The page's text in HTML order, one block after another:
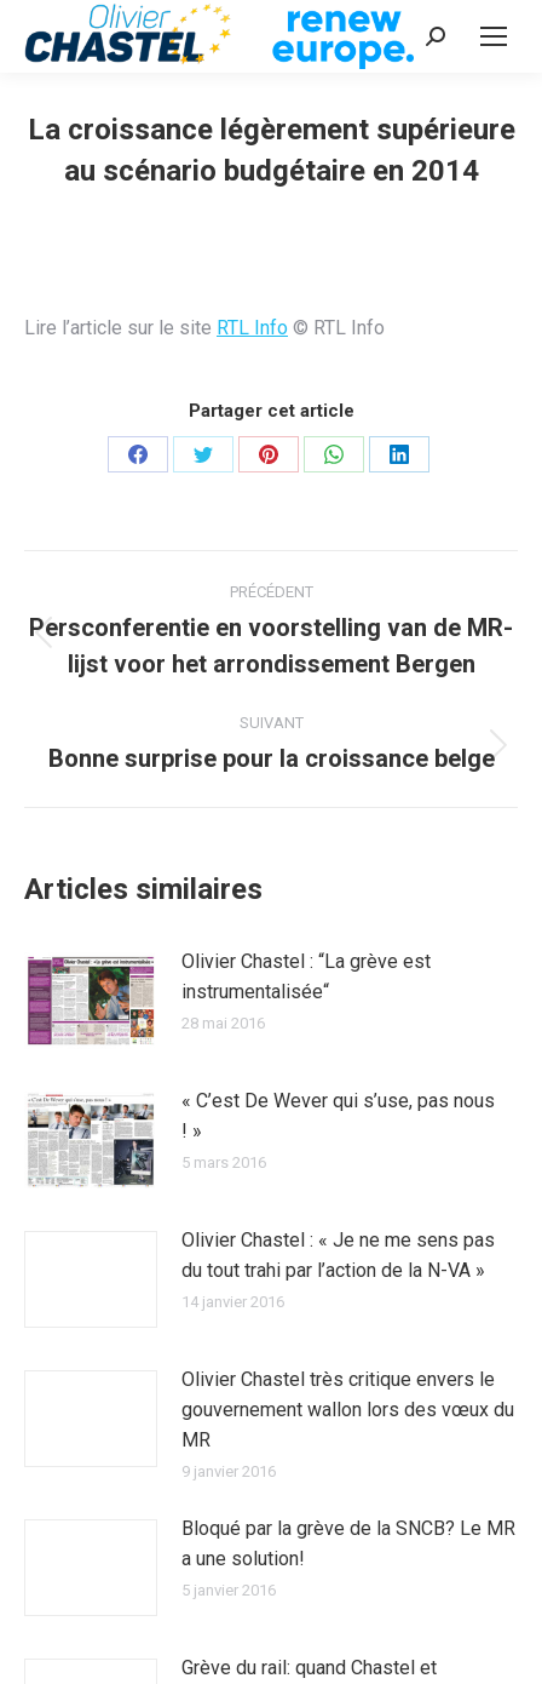
Recherche
La croissance légèrement supérieure
au scénario budgétaire en 2014
Lire l’article sur le site RTL Info © RTL Info
Partager cet article
PartagerPartagerPartagerPartagerPartager
article
PRÉCÉDENT
précédent
Persconferentie en voorstelling van de MR-
lijst voor het arrondissement Bergen
SUIVANT
Article
Bonne surprise pour la croissance belge
Articles similaires
Olivier Chastel : “La grève est
instrumentalisée“
28 mai 2016
« C’est De Wever qui s’use, pas nous
! »
5 mars 2016
Olivier Chastel : « Je ne me sens pas
du tout trahi par l’action de la N-VA »
14 janvier 2016
Olivier Chastel très critique envers le
gouvernement wallon lors des vœux du
MR
9 janvier 2016
Bloqué par la grève de la SNCB? Le MR
a une solution!
5 janvier 2016
Grève du rail: quand Chastel et